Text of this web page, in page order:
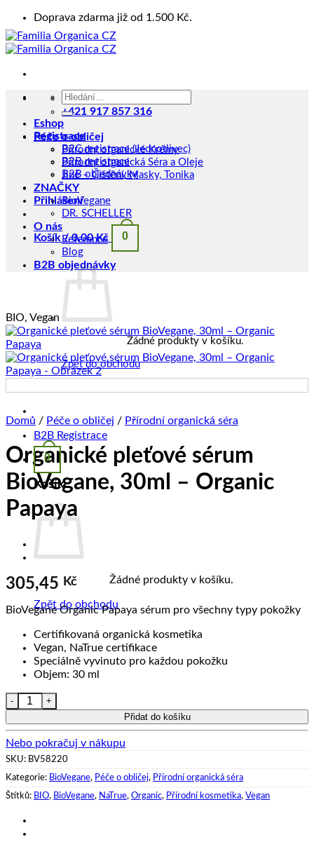
Přeskočit
na
obsah
Doprava zdarma již od 1.500 Kč.
Kontakt
+421 917 857 316
Registrace
B2C registrace (Jednotlivec)
B2B registrace
B2B objednávky
Přihlášení
Košík /0,00Kč 0
Žádné produkty v košíku.
Zpět do obchodu
B2B Registrace
0
Košík
Žádné produkty v košíku.
Zpět do obchodu
Hledat:
Eshop
Péče o obličej
Přírodní organické Krémy
Přírodní organická Séra a Oleje
Jiné – Čištění, Masky, Tonika
ZNAČKY
BioVegane
DR. SCHELLER
O nás
Reference
Blog
B2B objednávky
BIO, Vegan
Domů / Péče o obličej / Přírodní organická séra
Organické pleťové sérum
BioVegane, 30ml – Organic
Papaya
305,45 Kč
BioVegane Organic Papaya sérum pro všechny typy pokožky
Certifikovaná organická kosmetika
Vegan, NaTrue certifikace
Speciálně vyvinuto pro každou pokožku
Objem: 30 ml
Organické pleťové sérum BioVegane, 30ml – Organic Papaya
Přidat do košíku
Nebo pokračuj v nákupu
SKU: BV58220
Kategorie: BioVegane, Péče o obličej, Přírodní organická séra
Štítků: BIO, BioVegane, NaTrue, Organic, Přírodní kosmetika, Vegan